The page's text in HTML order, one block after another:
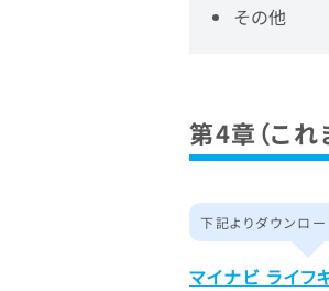
その他
第4章（これ
下記よりダウンロー
マイナビ ライフ